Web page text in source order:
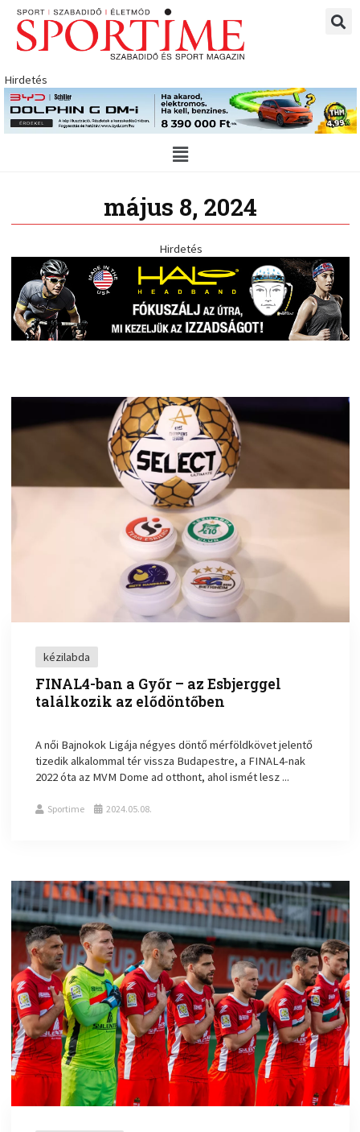
Skip
content
Hirdetés
Main
Menu
május 8, 2024
Hirdetés
kézilabda
FINAL4-ban a Győr – az Esbjerggel
találkozik az elődöntőben
A női Bajnokok Ligája négyes döntő mérföldkövet jelentő
tizedik alkalommal tér vissza Budapestre, a FINAL4-nak
2022 óta az MVM Dome ad otthont, ahol ismét lesz ...
Sportime 2024.05.08.